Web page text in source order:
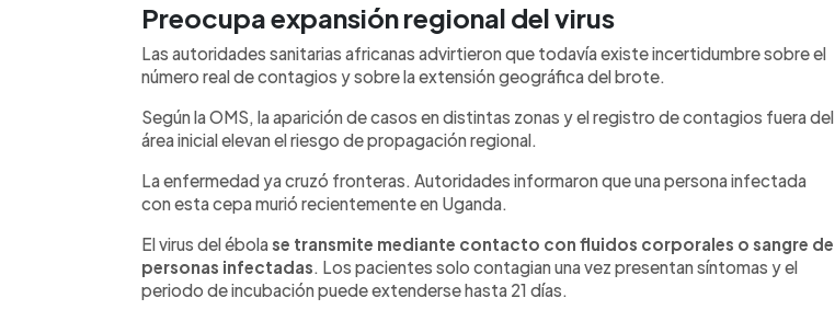
Preocupa expansión regional del virus
Las autoridades sanitarias africanas advirtieron que todavía existe incertidumbre sobre el
número real de contagios y sobre la extensión geográfica del brote.
Según la OMS, la aparición de casos en distintas zonas y el registro de contagios fuera del
área inicial elevan el riesgo de propagación regional.
La enfermedad ya cruzó fronteras. Autoridades informaron que una persona infectada
con esta cepa murió recientemente en Uganda.
El virus del ébolase transmite mediante contacto con fluidos corporales o sangre de
personas infectadas. Los pacientes solo contagian una vez presentan síntomas y el
periodo de incubación puede extenderse hasta 21 días.